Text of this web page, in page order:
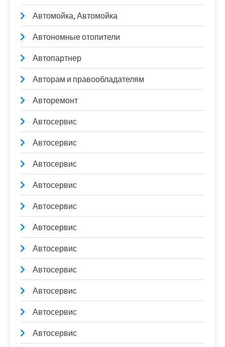
Автомойка, Автомойка
Автономные отопители
Автопартнер
Авторам и правообладателям
Авторемонт
Автосервис
Автосервис
Автосервис
Автосервис
Автосервис
Автосервис
Автосервис
Автосервис
Автосервис
Автосервис
Автосервис